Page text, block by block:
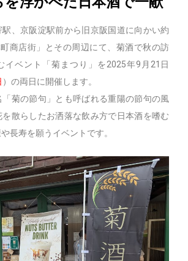
、京阪淀駅前から旧京阪国道に向かい約
商店街」とその周辺にて、菊酒で秋の訪
イベント「菊まつり」を2025年9月21日
）の両日に開催します。
菊の節句」とも呼ばれる重陽の節句の風
散らしたお洒落な飲み方で日本酒を嗜む
長寿を願うイベントです。